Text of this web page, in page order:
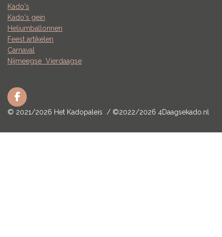
Kado's
Kado's gein
Heliumballonnen
Feest artikelen
Carnaval
Nijmeegse Vierdaagse
F
a
© 2021/2026 Het Kadopaleis / ©2022/2026 4Daagsekado.nl